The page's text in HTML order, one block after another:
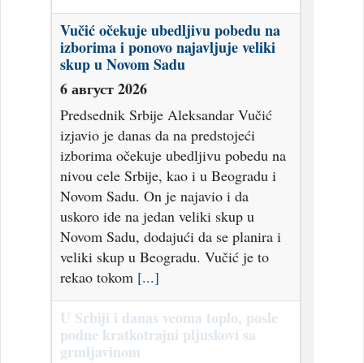
Vučić očekuje ubedljivu pobedu na
izborima i ponovo najavljuje veliki
skup u Novom Sadu
6 август 2026
Predsednik Srbije Aleksandar Vučić
izjavio je danas da na predstojeći
izborima očekuje ubedljivu pobedu na
nivou cele Srbije, kao i u Beogradu i
Novom Sadu. On je najavio i da
uskoro ide na jedan veliki skup u
Novom Sadu, dodajući da se planira i
veliki skup u Beogradu. Vučić je to
rekao tokom [...]
U Srbiji i danas veoma toplo, posle
podne kratkotrajni pljuskovi sa
grmljavinom